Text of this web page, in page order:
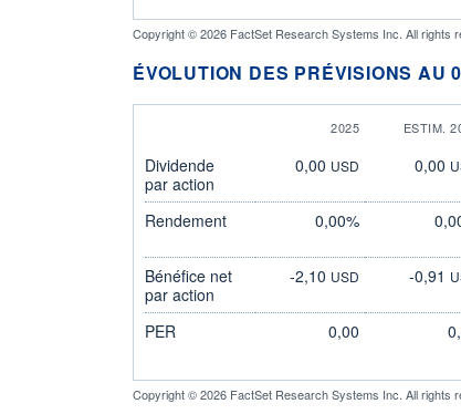
Copyright © 2026 FactSet Research Systems Inc. All rights
ÉVOLUTION DES PRÉVISIONS AU
2025 ESTIM.
Dividende
par action
0,00 USD 0,00
Rendement 0,00%
Bénéfice net
par action
-2,10 USD -0,91
PER 0,00
Copyright © 2026 FactSet Research Systems Inc. All rights